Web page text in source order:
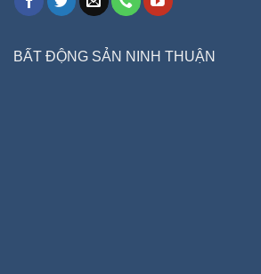
BẤT ĐỘNG SẢN NINH THUẬN